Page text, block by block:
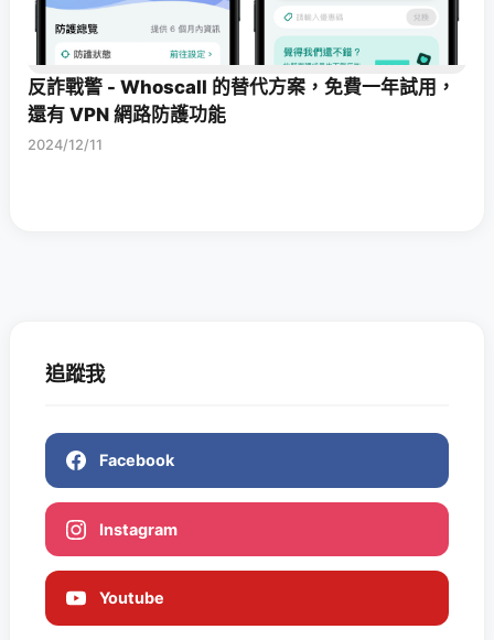
反詐戰警 - Whoscall 的替代方案，免費一年試用，
還有 VPN 網路防護功能
2024/12/11
追蹤我
Facebook
Instagram
Youtube